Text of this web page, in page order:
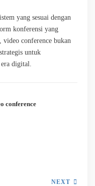
yang sesuai dengan
konferensi yang
video conference bukan
untuk
digital.
conference
NEXT